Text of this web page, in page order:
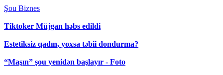
Şou Biznes
Tiktoker Müjgan həbs edildi
Estetiksiz qadın, yoxsa təbii dondurma?
“Maşın” şou yenidən başlayır - Foto